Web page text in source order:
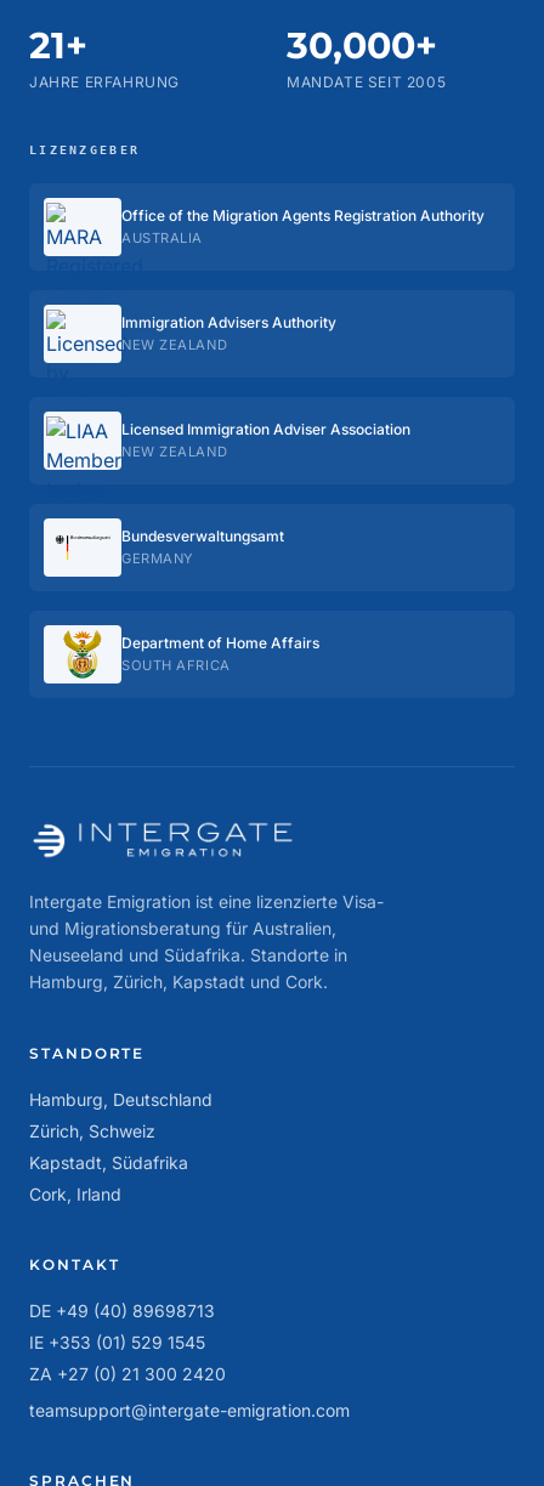
21+
JAHRE ERFAHRUNG
30,000+
MANDATE SEIT 2005
LIZENZGEBER
Office of the Migration Agents Registration Authority
AUSTRALIA
Immigration Advisers Authority
NEW ZEALAND
Licensed Immigration Adviser Association
NEW ZEALAND
Bundes­verwaltungs­amt
GERMANY
Department of Home Affairs
SOUTH AFRICA
Intergate Emigration ist eine lizenzierte Visa-
und Migrationsberatung für Australien,
Neuseeland und Südafrika. Standorte in
Hamburg, Zürich, Kapstadt und Cork.
STANDORTE
Hamburg, Deutschland
Zürich, Schweiz
Kapstadt, Südafrika
Cork, Irland
KONTAKT
DE +49 (40) 89698713
IE +353 (01) 529 1545
ZA +27 (0) 21 300 2420
teamsupport@intergate-emigration.com
SPRACHEN